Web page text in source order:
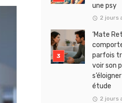
une psy
2 jours
‘Mate
parfois
voir son
étude
2 jours